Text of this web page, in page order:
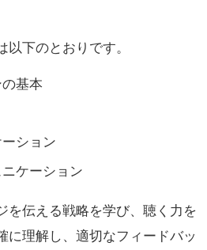
下のとおりです。
基本
ション
ケーション
を伝える戦略を学び、聴く力を
に理解し、適切なフィードバッ